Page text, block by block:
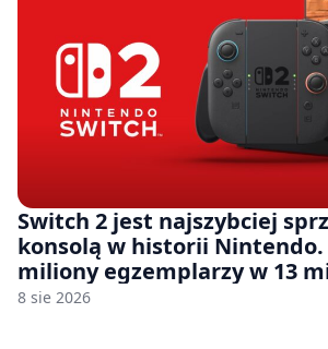
Switch 2 jest najszybciej
konsolą w historii Nintendo.
miliony egzemplarzy w 13
8 sie 2026